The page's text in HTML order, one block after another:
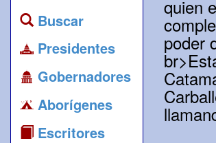
Buscar
Presidentes
Gobernadores
Aborígenes
Escritores
quien
poder